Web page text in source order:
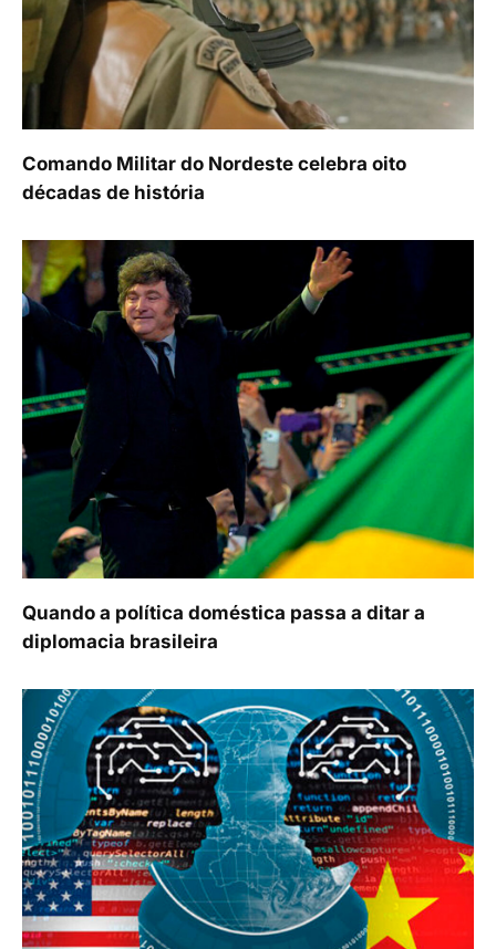
Comando Militar do Nordeste celebra oito
décadas de história
Quando a política doméstica passa a ditar a
diplomacia brasileira